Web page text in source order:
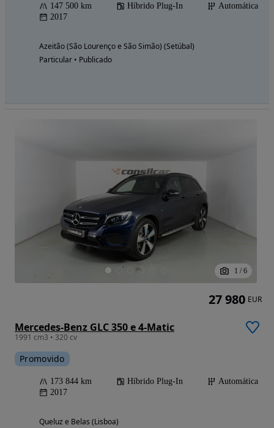
147 500 km Híbrido Plug-In
Automática
2017
Azeitão (São Lourenço e São Simão) (Setúbal)
Particular • Publicado
1 / 6
Mercedes-Benz GLC 350 e 4-Matic
1991 cm3 • 320 cv
Promovido
173 844 km Híbrido Plug-In
Automática
2017
Queluz e Belas (Lisboa)
27 980 EUR